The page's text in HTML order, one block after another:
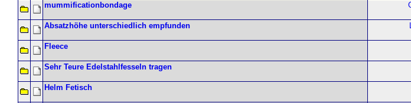
mummificationbondage
Absatzhöhe unterschiedlich empfunden
Fleece
Sehr Teure Edelstahlfesseln tragen
Helm Fetisch